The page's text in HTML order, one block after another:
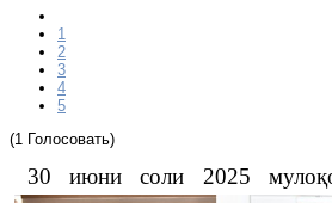
1
2
3
4
5
(1 Голосовать)
30 июни соли 2025